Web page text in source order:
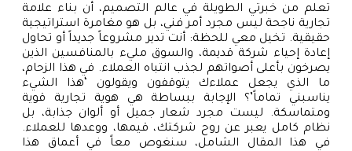
تعلم من خبرتي الطويلة في عالم التصميم، أن بناء علامة
تجارية ناجحة ليس مجرد أمر فني، بل هو مغامرة استراتيجية
حقيقية. تخيل معي للحظة: أنت تدير مشروعاً جديداً أو تحاول
إعادة إحياء شركة قديمة، والسوق مليء بالمنافسين الذين
يصرخون بأعلى أصواتهم لجذب انتباه العملاء. في هذا الزحام،
ما الذي يجعل عملاءك يتوقفون ويقولون ‘هذا الشيء
يناسبني تماماً’؟ الإجابة ببساطة هي هوية تجارية قوية
ومتماسكة. ليست مجرد شعار جميل أو ألوان جذابة، بل
نظام كامل يعبر عن روح شركتك، قيمها، ووعدها للعملاء.
في هذا المقال الشامل، سنغوص معاً في أعماق هذا